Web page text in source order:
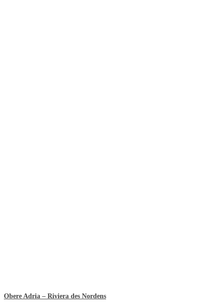
Obere Adria – Riviera des Nordens